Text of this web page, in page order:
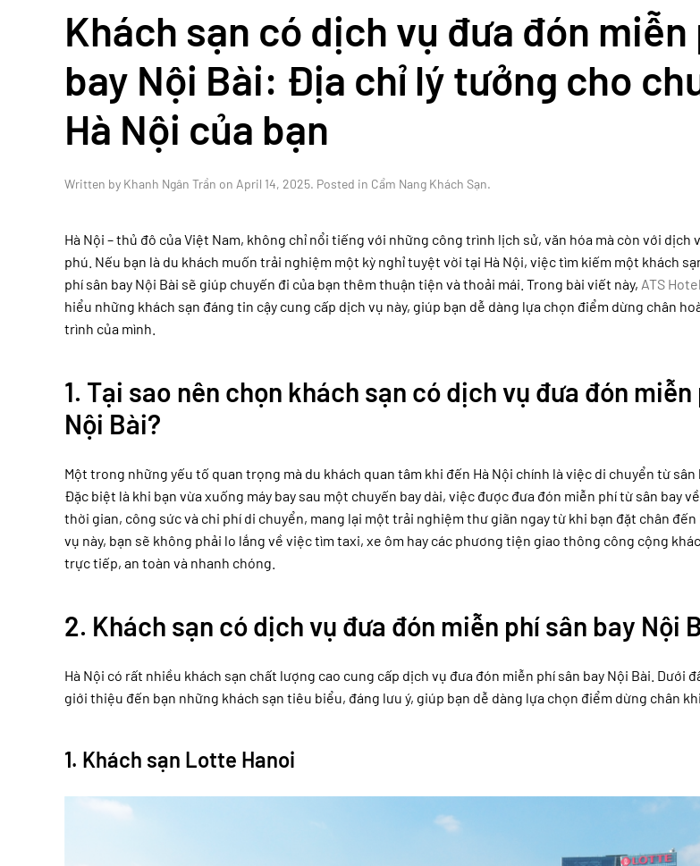
Khách sạn có dịch vụ đưa đón miễn
bay Nội Bài: Địa chỉ lý tưởng cho
Hà Nội của bạn
Written by Khanh Ngân Trần on April 14, 2025. Posted in Cẩm Nang Khách Sạn.
Hà Nội – thủ đô của Việt Nam, không chỉ nổi tiếng với những công trình lịch sử, văn hóa mà còn với dịch
phú. Nếu bạn là du khách muốn trải nghiệm một kỳ nghỉ tuyệt vời tại Hà Nội, việc tìm kiếm một khách
phí sân bay Nội Bài sẽ giúp chuyến đi của bạn thêm thuận tiện và thoải mái. Trong bài viết này, ATS
hiểu những khách sạn đáng tin cậy cung cấp dịch vụ này, giúp bạn dễ dàng lựa chọn điểm dừng chân
trình của mình.
1. Tại sao nên chọn khách sạn có dịch vụ đưa đón
Nội Bài?
Một trong những yếu tố quan trọng mà du khách quan tâm khi đến Hà Nội chính là việc di chuyển từ sân
Đặc biệt là khi bạn vừa xuống máy bay sau một chuyến bay dài, việc được đưa đón miễn phí từ sân bay
thời gian, công sức và chi phí di chuyển, mang lại một trải nghiệm thư giãn ngay từ khi bạn đặt chân đến
vụ này, bạn sẽ không phải lo lắng về việc tìm taxi, xe ôm hay các phương tiện giao thông công cộng
trực tiếp, an toàn và nhanh chóng.
2. Khách sạn có dịch vụ đưa đón miễn phí sân bay Nội
Hà Nội có rất nhiều khách sạn chất lượng cao cung cấp dịch vụ đưa đón miễn phí sân bay Nội Bài. Dưới
giới thiệu đến bạn những khách sạn tiêu biểu, đáng lưu ý, giúp bạn dễ dàng lựa chọn điểm dừng chân khi
1. Khách sạn Lotte Hanoi